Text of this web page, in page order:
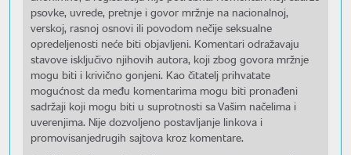
psovke, uvrede, pretnje i govor mržnje na nacionalnoj,
verskoj, rasnoj osnovi ili povodom nečije seksualne
opredeljenosti neće biti objavljeni. Komentari odražavaju
stavove isključivo njihovih autora, koji zbog govora mržnje
mogu biti i krivično gonjeni. Kao čitatelj prihvatate
mogućnost da među komentarima mogu biti pronađeni
sadržaji koji mogu biti u suprotnosti sa Vašim načelima i
uverenjima. Nije dozvoljeno postavljanje linkova i
promovisanjedrugih sajtova kroz komentare.